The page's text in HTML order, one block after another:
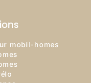
mobil-homes